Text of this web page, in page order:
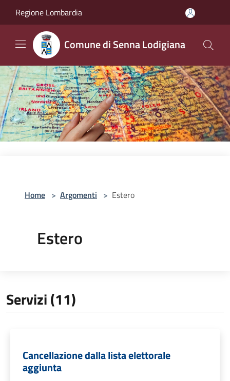
Regione Lombardia
Comune di Senna Lodigiana
Home > Argomenti > Estero
Estero
Servizi (11)
Cancellazione dalla lista elettorale
aggiunta